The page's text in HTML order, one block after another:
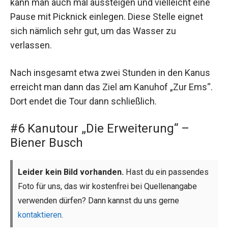
kann man auch mal aussteigen und vielleicht eine
Pause mit Picknick einlegen. Diese Stelle eignet
sich nämlich sehr gut, um das Wasser zu
verlassen.
Nach insgesamt etwa zwei Stunden in den Kanus
erreicht man dann das Ziel am Kanuhof „Zur Ems“.
Dort endet die Tour dann schließlich.
#6 Kanutour „Die Erweiterung“ –
Biener Busch
Leider kein Bild vorhanden. Hast du ein passendes
Foto für uns, das wir kostenfrei bei Quellenangabe
verwenden dürfen? Dann kannst du uns gerne
kontaktieren.